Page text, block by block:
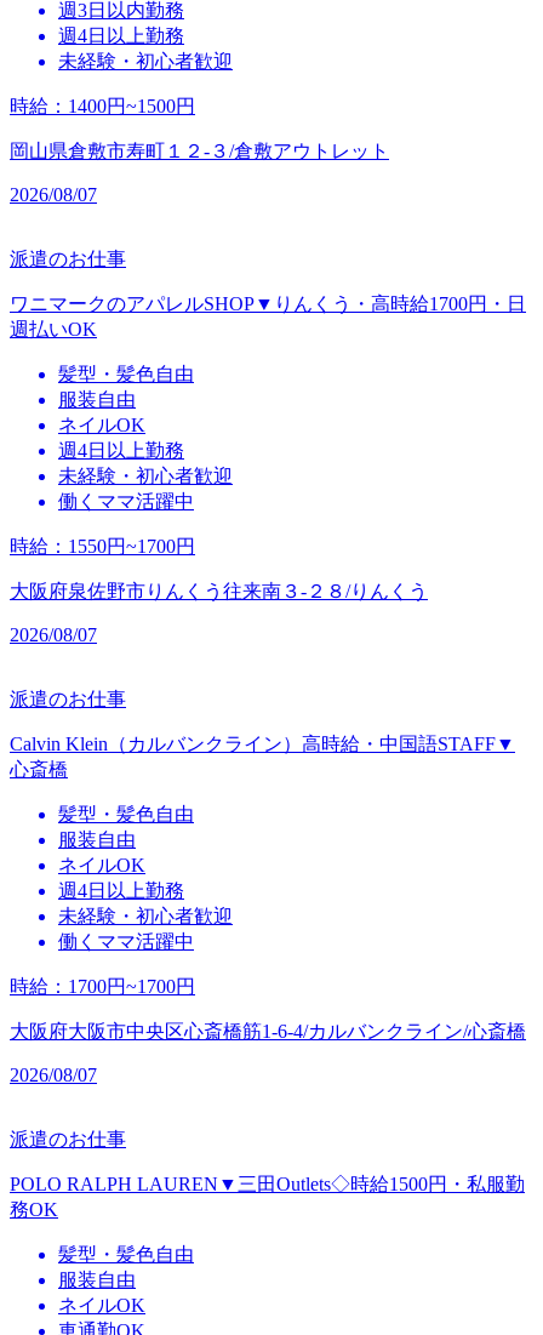
週3日以内勤務
週4日以上勤務
未経験・初心者歓迎
時給 ： 1400円~1500円
岡山県倉敷市寿町１２‐３/倉敷アウトレット
2026/08/07
派遣のお仕事
ワニマークのアパレルSHOP▼りんくう・高時給1700円・日
週払いOK
髪型・髪色自由
服装自由
ネイルOK
週4日以上勤務
未経験・初心者歓迎
働くママ活躍中
時給 ： 1550円~1700円
大阪府泉佐野市りんくう往来南３‐２８/りんくう
2026/08/07
派遣のお仕事
Calvin Klein（カルバンクライン）高時給・中国語STAFF▼
心斎橋
髪型・髪色自由
服装自由
ネイルOK
週4日以上勤務
未経験・初心者歓迎
働くママ活躍中
時給 ： 1700円~1700円
大阪府大阪市中央区心斎橋筋1-6-4/カルバンクライン/心斎橋
2026/08/07
派遣のお仕事
POLO RALPH LAUREN▼三田Outlets◇時給1500円・私服勤
務OK
髪型・髪色自由
服装自由
ネイルOK
車通勤OK